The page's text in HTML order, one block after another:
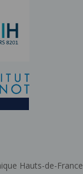
Hauts-de-France